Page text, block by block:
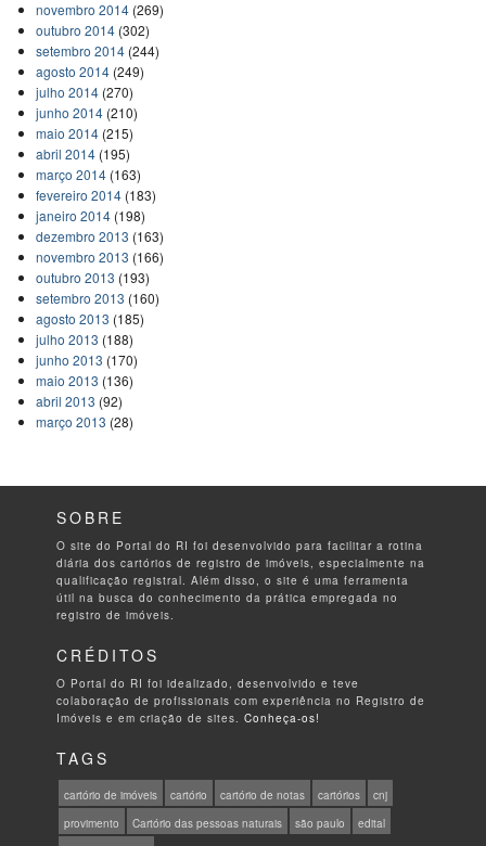
novembro 2014(269)
outubro 2014(302)
setembro 2014(244)
agosto 2014(249)
julho 2014(270)
junho 2014(210)
maio 2014(215)
abril 2014(195)
março 2014(163)
fevereiro 2014(183)
janeiro 2014(198)
dezembro 2013 (163)
novembro 2013 (166)
outubro 2013 (193)
setembro 2013 (160)
agosto 2013 (185)
julho 2013 (188)
junho 2013 (170)
maio 2013 (136)
abril 2013 (92)
março 2013 (28)
SOBRE
O site do Portal do RI foi desenvolvido para facilitar a rotina
diária dos cartórios de registro de imóveis, especialmente na
qualificação registral. Além disso, o site é uma ferramenta
útil na busca do conhecimento da prática empregada no
registro de imóveis.
CRÉDITOS
O Portal do RI foi idealizado, desenvolvido e teve
colaboração de profissionais com experiência no Registro de
Imóveis e em criação de sites.Conheça-os!
TAGS
cartório de imóveis cartório cartório de notas cartórios
cnj
provimento
Cartório das pessoas naturais são paulo
edital